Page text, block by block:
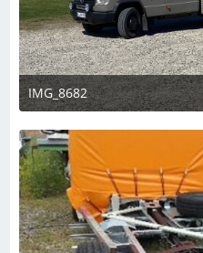
IMG_8682
7. Juni 2026 um 19:13